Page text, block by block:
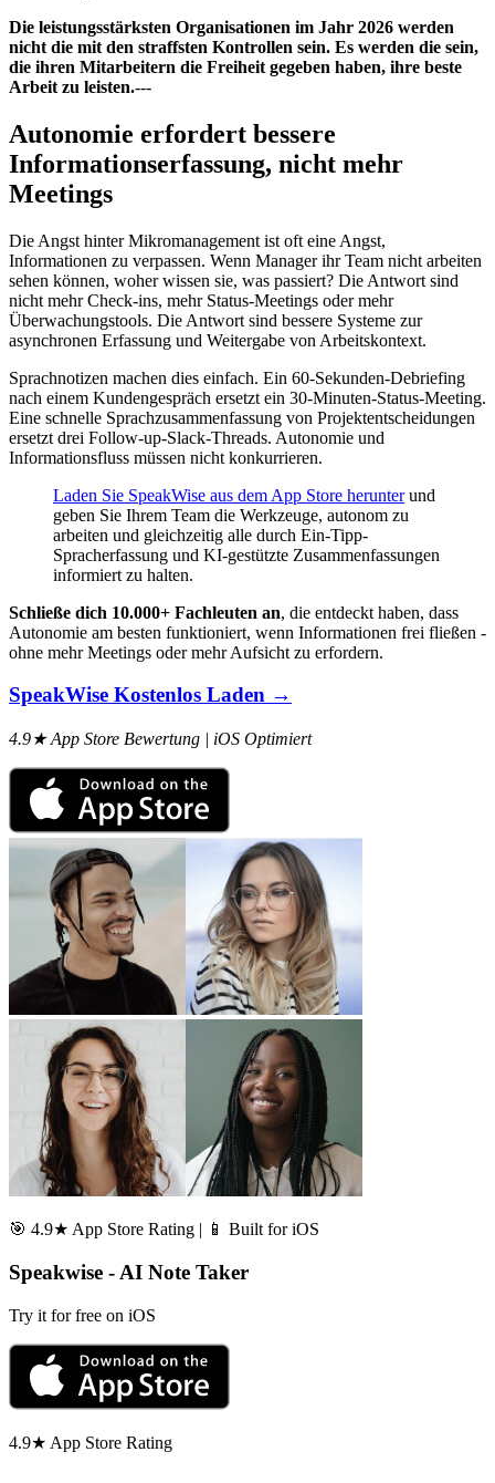
Die leistungsstärksten Organisationen im Jahr 2026 werden
nicht die mit den straffsten Kontrollen sein. Es werden die sein,
die ihren Mitarbeitern die Freiheit gegeben haben, ihre beste
Arbeit zu leisten.---
Autonomie erfordert bessere
Informationserfassung, nicht mehr
Meetings
Die Angst hinter Mikromanagement ist oft eine Angst,
Informationen zu verpassen. Wenn Manager ihr Team nicht arbeiten
sehen können, woher wissen sie, was passiert? Die Antwort sind
nicht mehr Check-ins, mehr Status-Meetings oder mehr
Überwachungstools. Die Antwort sind bessere Systeme zur
asynchronen Erfassung und Weitergabe von Arbeitskontext.
Sprachnotizen machen dies einfach. Ein 60-Sekunden-Debriefing
nach einem Kundengespräch ersetzt ein 30-Minuten-Status-Meeting.
Eine schnelle Sprachzusammenfassung von Projektentscheidungen
ersetzt drei Follow-up-Slack-Threads. Autonomie und
Informationsfluss müssen nicht konkurrieren.
Laden Sie SpeakWise aus dem App Store herunterund
geben Sie Ihrem Team die Werkzeuge, autonom zu
arbeiten und gleichzeitig alle durch Ein-Tipp-
Spracherfassung und KI-gestützte Zusammenfassungen
informiert zu halten.
Schließe dich 10.000+ Fachleuten an, die entdeckt haben, dass
Autonomie am besten funktioniert, wenn Informationen frei fließen -
ohne mehr Meetings oder mehr Aufsicht zu erfordern.
SpeakWise Kostenlos Laden →
4.9★ App Store Bewertung | iOS Optimiert
🎯 4.9★ App Store Rating | 📱 Built for iOS
Speakwise - AI Note Taker
Try it for free on iOS
4.9★ App Store Rating